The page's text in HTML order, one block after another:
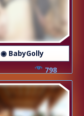
◉ BabyGolly
798